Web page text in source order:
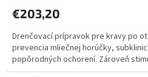
€203,20
Drenčovací prípravok pre kravy po
prevencia mliečnej horúčky,
popôrodných ochorení. Zároveň